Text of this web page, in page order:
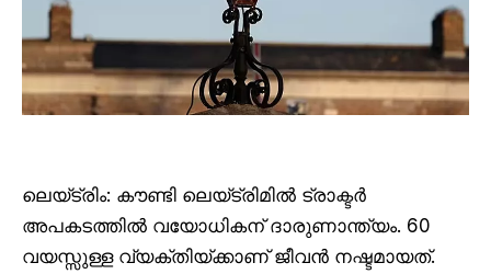
ലെയ്ട്രിം: കൗണ്ടി ലെയ്ട്രിമിൽ ട്രാക്ടർ
അപകടത്തിൽ വയോധികന് ദാരുണാന്ത്യം. 60
വയസ്സുള്ള വ്യക്തിയ്ക്കാണ് ജീവൻ നഷ്ടമായത്.